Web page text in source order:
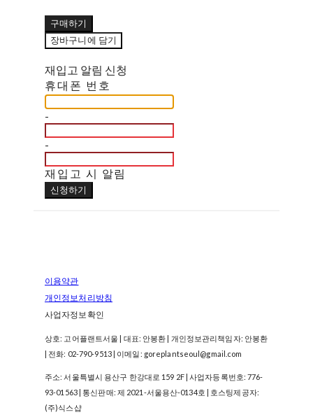
구매하기
장바구니에 담기
재입고 알림 신청
휴대폰 번호
-
-
재입고 시 알림
신청하기
이용약관
개인정보처리방침
사업자정보확인
상호: 고어플랜트서울 | 대표: 안봉환 | 개인정보관리책임자: 안봉환
| 전화: 02-790-9513 | 이메일: goreplantseoul@gmail.com
주소: 서울특별시 용산구 한강대로 159 2F | 사업자등록번호:776-
93-01563| 통신판매: 제 2021-서울용산-0134호 | 호스팅제공자:
(주)식스샵